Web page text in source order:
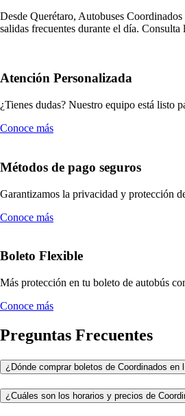
Desde Querétaro, Autobuses
salidas frecuentes durante el día.
Atención Personalizada
¿Tienes dudas? Nuestro equipo está listo
Conoce más
Métodos de pago seguros
Garantizamos la privacidad y protección
Conoce más
Boleto Flexible
Más protección en tu boleto de autobús
Conoce más
Preguntas Frecuentes
¿Dónde comprar boletos de Coordinados en
¿Cuáles son los horarios y precios de